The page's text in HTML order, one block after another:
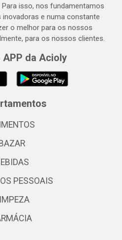
isso, nos fundamentamos
e numa constante
o melhor para os nossos
para os nossos clientes.
APP da Acioly
BAZAR
PESSOAIS